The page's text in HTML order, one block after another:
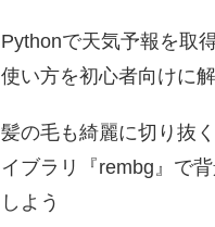
Pythonで天気予報を取
使い方を初心者向けに
髪の毛も綺麗に切り抜
イブラリ『rembg』で
しよう